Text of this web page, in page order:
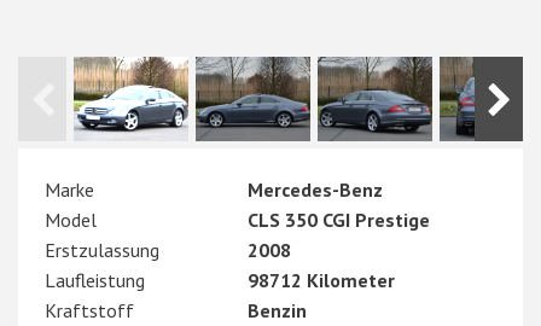
Marke
Mercedes-Benz
Model
CLS 350 CGI Prestige
Erstzulassung
2008
Laufleistung
98712 Kilometer
Kraftstoff
Benzin